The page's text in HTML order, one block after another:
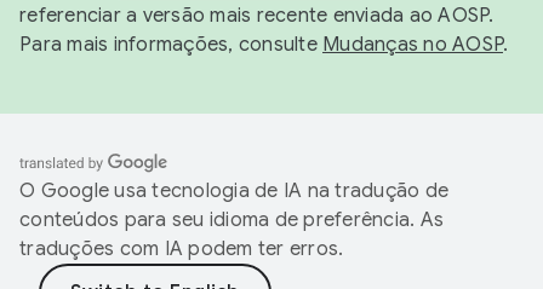
referenciar a versão mais recente enviada ao AOSP.
Para mais informações, consulte Mudanças no AOSP.
O Google usa tecnologia de IA na tradução de
conteúdos para seu idioma de preferência. As
traduções com IA podem ter erros.